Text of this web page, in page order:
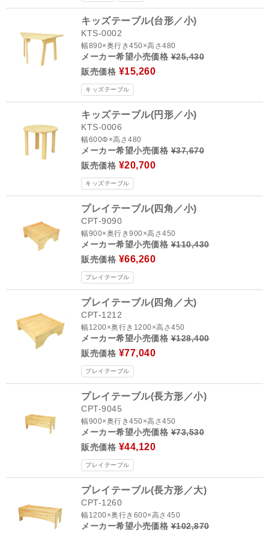
キッズテーブル(台形／小)
KTS-0002
幅890×奥行き450×高さ480
メーカー希望小売価格¥25,430
販売価格 ¥15,260
キッズテーブル
キッズテーブル(円形／小)
KTS-0006
幅600Φ×高さ480
メーカー希望小売価格¥37,670
販売価格 ¥20,700
キッズテーブル
プレイテーブル(四角／小)
CPT-9090
幅900×奥行き900×高さ450
メーカー希望小売価格¥110,430
販売価格 ¥66,260
プレイテーブル
プレイテーブル(四角／大)
CPT-1212
幅1200×奥行き1200×高さ450
メーカー希望小売価格¥128,400
販売価格 ¥77,040
プレイテーブル
プレイテーブル(長方形／小)
CPT-9045
幅900×奥行き450×高さ450
メーカー希望小売価格¥73,530
販売価格 ¥44,120
プレイテーブル
プレイテーブル(長方形／大)
CPT-1260
幅1200×奥行き600×高さ450
メーカー希望小売価格¥102,870